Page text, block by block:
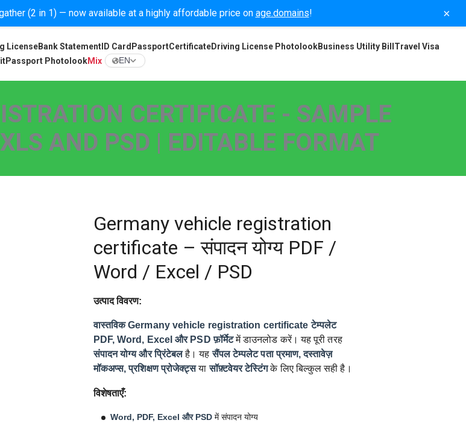
(2 in 1) — now available at a highly affordable price on age.domains! ×
LicenseBank Statement ID Card PassportCertificateDriving License PhotolookBusiness Utility Bill Travel Visa
Passport PhotolookMix EN
CERTIFICATE - SAMPLE
AND PSD | EDITABLE FORMAT
Germany vehicle registration
certificate – संपादन योग्य PDF /
Word / Excel / PSD
उत्पाद विवरण:
वास्तविक Germany vehicle registration certificate टेम्पलेट
PDF, Word, Excel और PSD फ़ॉर्मेटमें डाउनलोड करें। यह पूरी तरह
संपादन योग्य और प्रिंटेबलहै। यहसैंपल टेम्पलेट पता प्रमाण, दस्तावेज़
मॉकअप्स, प्रशिक्षण प्रोजेक्ट्सयासॉफ़्टवेयर टेस्टिंगके लिए बिल्कुल सही है।
विशेषताएँ:
Word, PDF, Excel और PSD में संपादन योग्य